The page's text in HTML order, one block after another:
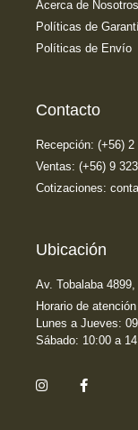
Acerca de Nosotros
Políticas de
Políticas de Envío
Contacto
Recepción: (+56) 2
Ventas: (+56) 9
Cotizaciones:
Ubicación
Av. Tobalaba
Horario de atención
Lunes a Jueves:
Sábado: 10:00 a